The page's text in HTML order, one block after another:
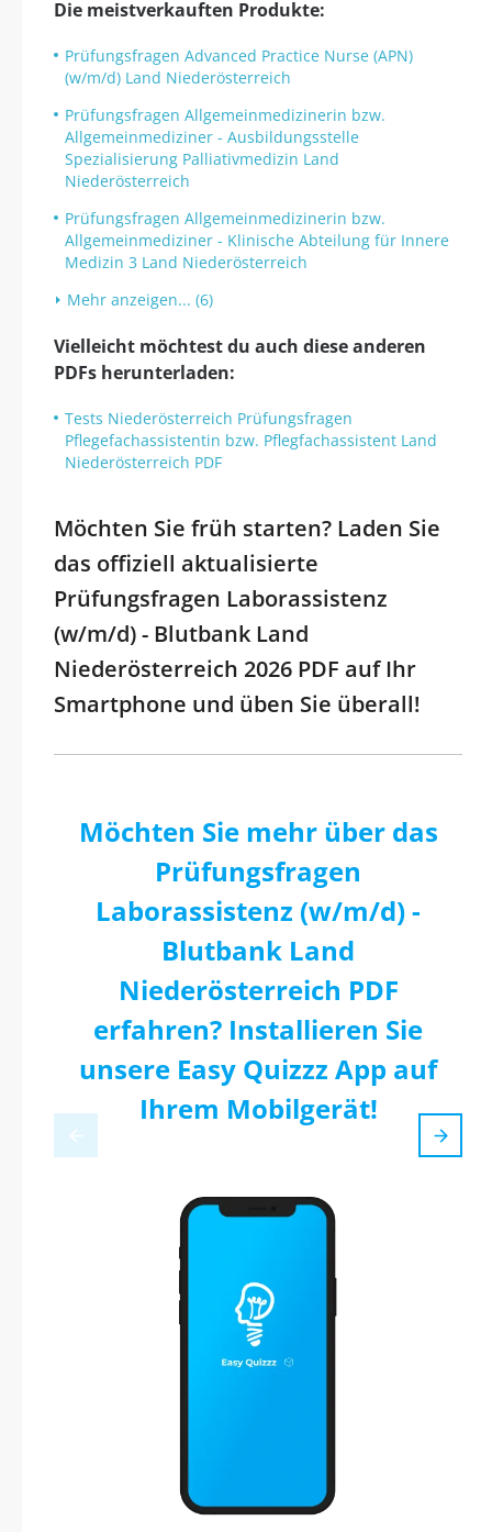
Die meistverkauften Produkte:
Prüfungsfragen Advanced Practice Nurse (APN)
(w/m/d) Land Niederösterreich
Prüfungsfragen Allgemeinmedizinerin bzw.
Allgemeinmediziner - Ausbildungsstelle
Spezialisierung Palliativmedizin Land
Niederösterreich
Prüfungsfragen Allgemeinmedizinerin bzw.
Allgemeinmediziner - Klinische Abteilung für Innere
Medizin 3 Land Niederösterreich
Mehr anzeigen... (6)
Vielleicht möchtest du auch diese anderen
PDFs herunterladen:
Tests Niederösterreich Prüfungsfragen
Pflegefachassistentin bzw. Pflegfachassistent Land
Niederösterreich PDF
Möchten Sie früh starten? Laden Sie
das offiziell aktualisierte
Prüfungsfragen Laborassistenz
(w/m/d) - Blutbank Land
Niederösterreich 2026 PDF auf Ihr
Smartphone und üben Sie überall!
Möchten Sie mehr über das
Prüfungsfragen
Laborassistenz (w/m/d) -
Blutbank Land
Niederösterreich PDF
erfahren? Installieren Sie
unsere Easy Quizzz App auf
Ihrem Mobilgerät!